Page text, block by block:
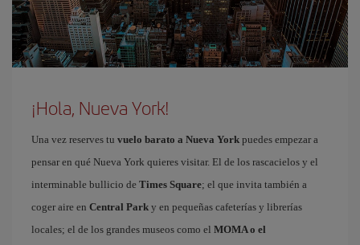
¡Hola, Nueva York!
Una vez reserves tu vuelo barato a Nueva York puedes empezar a
pensar en qué Nueva York quieres visitar. El de los rascacielos y el
interminable bullicio de Times Square; el que invita también a
coger aire en Central Park y en pequeñas cafeterías y librerías
locales; el de los grandes museos como el MOMA o el